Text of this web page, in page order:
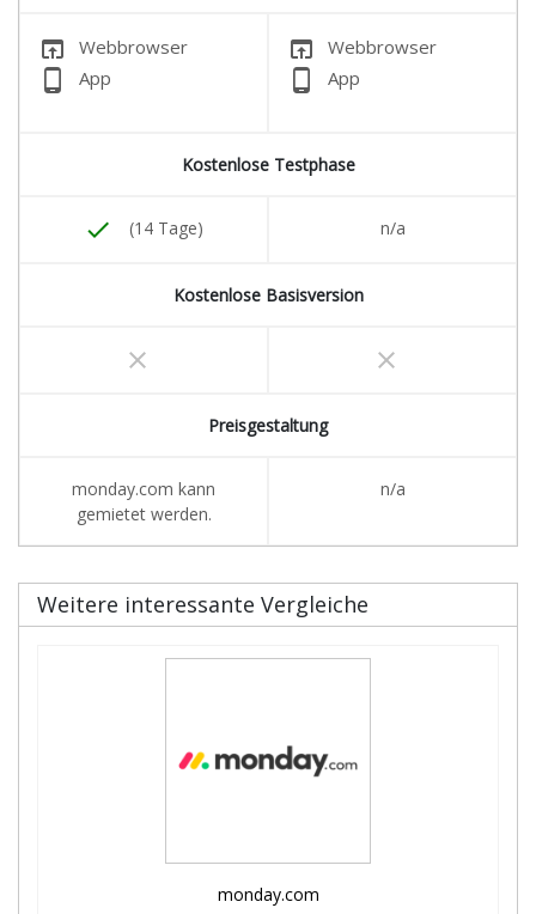
open_in_browser Webbrowser
phone_android App
open_in_browser Webbrowser
phone_android App
Kostenlose Testphase
done (14 Tage) n/a
Kostenlose Basisversion
clear clear
Preisgestaltung
monday.com kann
gemietet werden.
n/a
Weitere interessante Vergleiche
monday.com